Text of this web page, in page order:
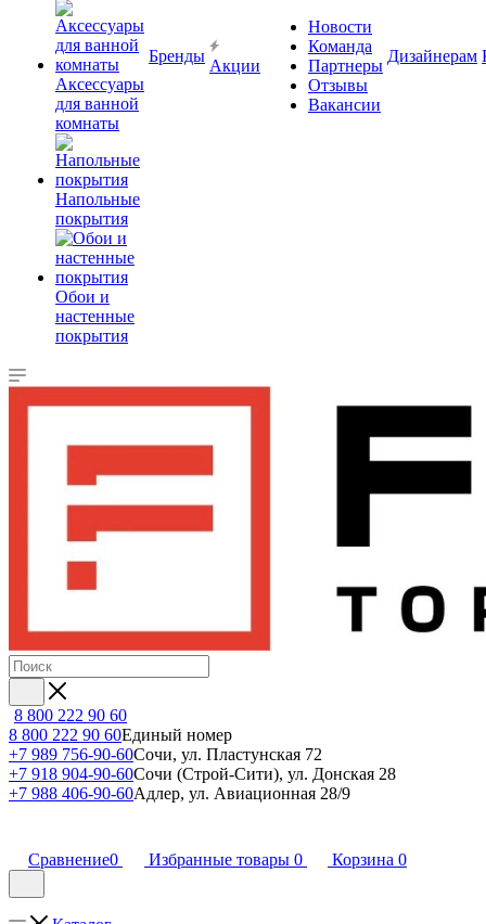
Аксессуары
для ванной
комнаты
Напольные
покрытия
Обои и
настенные
покрытия
Бренды
Акции
Новости
Команда
Партнеры
Отзывы
Вакансии
Дизайнерам
8 800 222 90 60
8 800 222 90 60Единый номер
+7 989 756-90-60Сочи, ул. Пластунская 72
+7 918 904-90-60Сочи (Строй-Сити), ул. Донская 28
+7 988 406-90-60Адлер, ул. Авиационная 28/9
Сравнение0 Избранные товары 0 Корзина 0